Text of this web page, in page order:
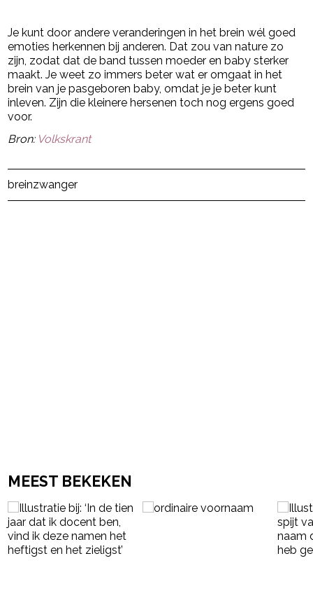
Je kunt door andere veranderingen in het brein wél goed
emoties herkennen bij anderen. Dat zou van nature zo
zijn, zodat dat de band tussen moeder en baby sterker
maakt. Je weet zo immers beter wat er omgaat in het
brein van je pasgeboren baby, omdat je je beter kunt
inleven. Zijn die kleinere hersenen toch nog ergens goed
voor.
Bron: Volkskrant
breinzwanger
MEEST BEKEKEN